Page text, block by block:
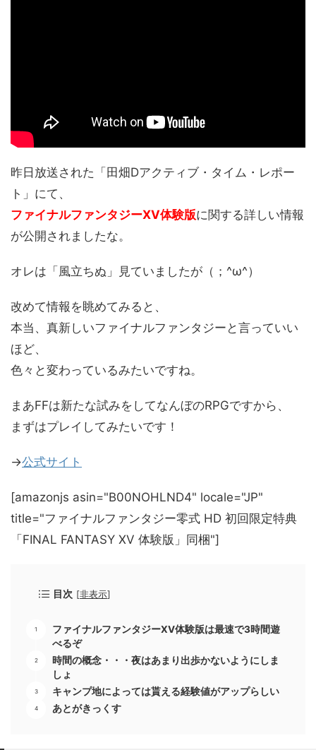
昨日放送された「田畑Dアクティブ・タイム・レポー
ト」にて、
ファイナルファンタジーXV体験版に関する詳しい情報
が公開されましたな。
オレは「風立ちぬ」見ていましたが（；^ω^）
改めて情報を眺めてみると、
本当、真新しいファイナルファンタジーと言っていい
ほど、
色々と変わっているみたいですね。
まあFFは新たな試みをしてなんぼのRPGですから、
まずはプレイしてみたいです！
→公式サイト
[amazonjs asin="B00NOHLND4" locale="JP"
title="ファイナルファンタジー零式 HD 初回限定特典
「FINAL FANTASY XV 体験版」同梱"]
目次 [非表示]
ファイナルファンタジーXV体験版は最速で3時間遊
べるぞ
時間の概念・・・夜はあまり出歩かないようにしま
しょ
キャンプ地によっては貰える経験値がアップらしい
あとがきっくす